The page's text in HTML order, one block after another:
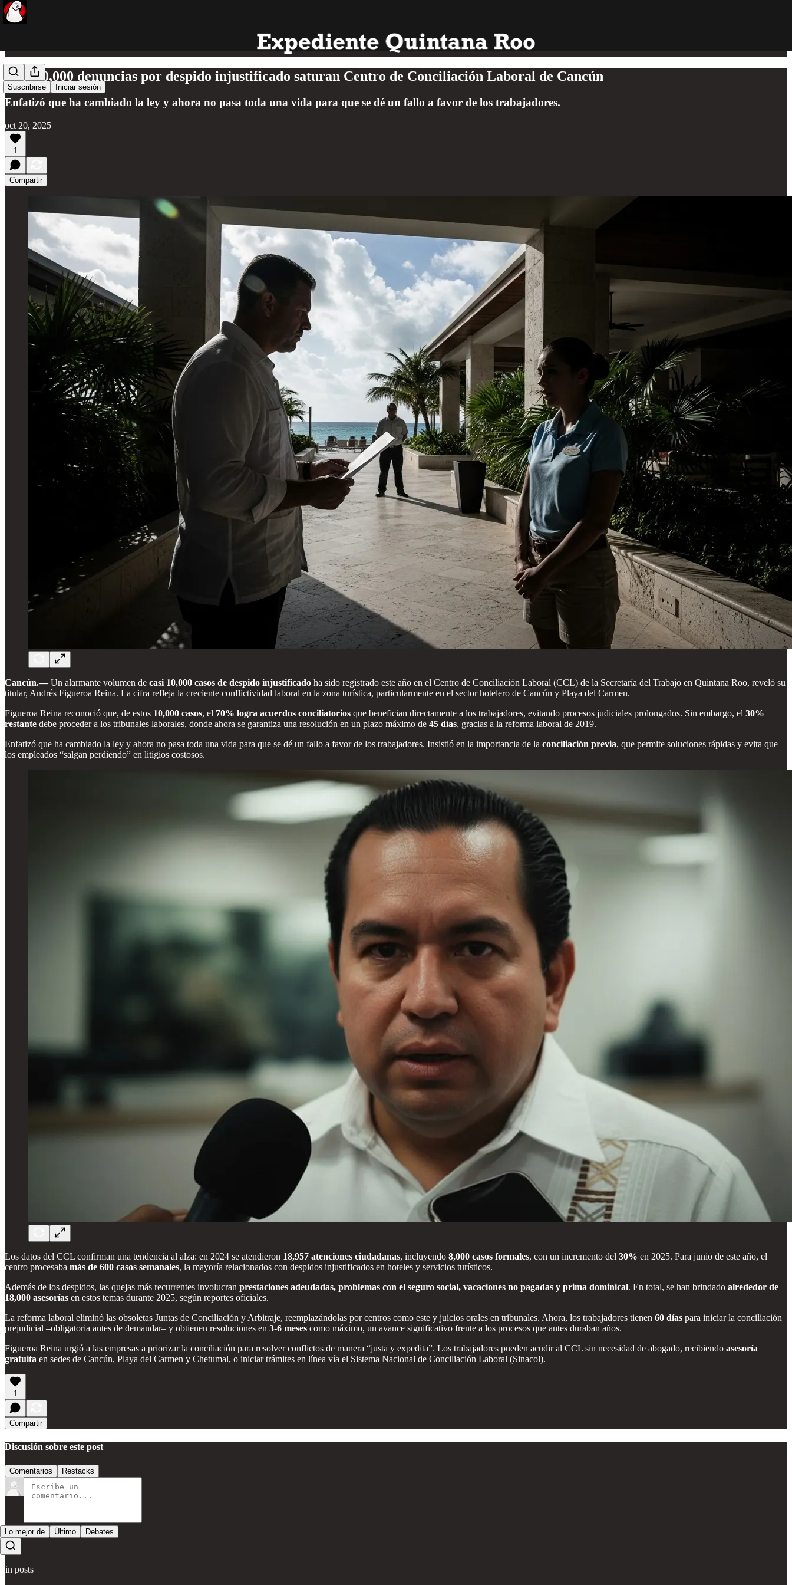
Suscribirse Iniciar sesión
Casi 10,000 denuncias por despido injustificado saturan Centro de Conciliación Laboral de Cancún
Enfatizó que ha cambiado la ley y ahora no pasa toda una vida para que se dé un fallo a favor de los trabajadores.
oct 20, 2025
1
Compartir
Cancún.—Un alarmante volumen de casi 10,000 casos de despido injustificado ha sido registrado este año en el Centro de Conciliación Laboral (CCL) de la Secretaría del Trabajo en Quintana Roo, reveló su
titular, Andrés Figueroa Reina. La cifra refleja la creciente conflictividad laboral en la zona turística, particularmente en el sector hotelero de Cancún y Playa del Carmen.
Figueroa Reina reconoció que, de estos 10,000 casos, el 70% logra acuerdos conciliatorios que benefician directamente a los trabajadores, evitando procesos judiciales prolongados. Sin embargo, el 30%
restante debe proceder a los tribunales laborales, donde ahora se garantiza una resolución en un plazo máximo de 45 días, gracias a la reforma laboral de 2019.
Enfatizó que ha cambiado la ley y ahora no pasa toda una vida para que se dé un fallo a favor de los trabajadores. Insistió en la importancia de la conciliación previa, que permite soluciones rápidas y evita que
los empleados “salgan perdiendo” en litigios costosos.
Los datos del CCL confirman una tendencia al alza: en 2024 se atendieron 18,957 atenciones ciudadanas, incluyendo 8,000 casos formales, con un incremento del 30% en 2025. Para junio de este año, el
centro procesaba más de 600 casos semanales, la mayoría relacionados con despidos injustificados en hoteles y servicios turísticos.
Además de los despidos, las quejas más recurrentes involucran prestaciones adeudadas, problemas con el seguro social, vacaciones no pagadas y prima dominical. En total, se han brindado alrededor de
18,000 asesorías en estos temas durante 2025, según reportes oficiales.
La reforma laboral eliminó las obsoletas Juntas de Conciliación y Arbitraje, reemplazándolas por centros como este y juicios orales en tribunales. Ahora, los trabajadores tienen 60 días para iniciar la conciliación
prejudicial –obligatoria antes de demandar– y obtienen resoluciones en 3-6 meses como máximo, un avance significativo frente a los procesos que antes duraban años.
Figueroa Reina urgió a las empresas a priorizar la conciliación para resolver conflictos de manera “justa y expedita”. Los trabajadores pueden acudir al CCL sin necesidad de abogado, recibiendo asesoría
gratuita en sedes de Cancún, Playa del Carmen y Chetumal, o iniciar trámites en línea vía el Sistema Nacional de Conciliación Laboral (Sinacol).
1
Compartir
Discusión sobre este post
Comentarios Restacks
Lo mejor de Último Debates
Sin posts